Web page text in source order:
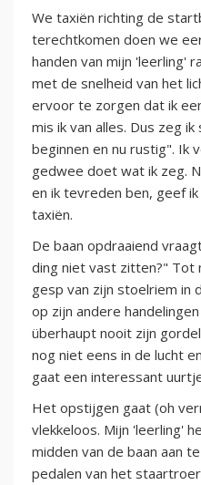
We taxiën richting de
terechtkomen doen we
handen van mijn 'leerling'
met de snelheid van het
ervoor te zorgen dat ik
mis ik van alles. Dus zeg
beginnen en nu rustig". Ik
gedwee doet wat ik zeg.
en ik tevreden ben, geef
taxiën.
De baan opdraaiend
ding niet vast zitten?" Tot
gesp van zijn stoelriem in
op zijn andere
überhaupt nooit zijn
nog niet eens in de lucht
gaat een interessant
Het opstijgen gaat (oh
vlekkeloos. Mijn 'leerling'
midden van de baan aan
pedalen van het